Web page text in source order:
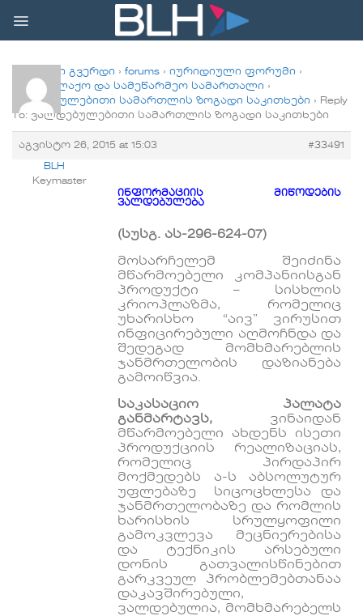
content
მთავარი გვერდი › forums › იურიდიული ფორუმი ›
სამოქალაქო და სამეწარმეო სამართალი ›
ვალდებულებითი სამართლის ზოგადი საკითხები › Reply
To: ვალდებულებითი სამართლის ზოგადი საკითხები
აგვისტო 26, 2015 at 15:03 #33491
BLH
Keymaster
ინფორმაციის მიწოდების
ვალდებულება
(სუსგ. ას-296-624-07)
მოსარჩელემ შეიძინა
მწარმოებელი კომპანიისგან
პროდუქტი – სისხლის
კრიოპლაზმა, რომელიც
უხარისხო “აივ” ვირუსით
ინფიცირებული აღმოჩნდა და
შედეგად მომხმარებლის
ჯანმრთელობის დაზიანება
გამოიწვია.
საკასაციო პალატა
განმარტავს, ვინაიდან
მწარმოებელი ახდენს ისეთი
პროდუქციის რეალიზაციას,
რომელიც პირდაპირ
მოქმედებს ა-ს აბსოლუტურ
უფლებაზე სიცოცხლესა და
ჯანმრთელობაზე და რომლის
ხარისხის სრულყოფილი
გამოკვლევა მეცნიერებისა
და ტექნიკის არსებული
დონის გათვალისწინებით
გარკვეულ პრობლემებთანაა
დაკავშირებული,
ვალდებულია, მომხმარებელს